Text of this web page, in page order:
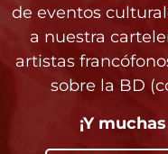
de eventos
a nuestra
artistas
sobre la BD
¡Y